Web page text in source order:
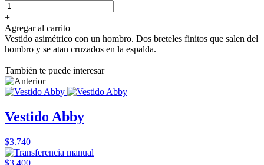
+
Agregar al carrito
Vestido asimétrico con un hombro. Dos breteles finitos que salen del
hombro y se atan cruzados en la espalda.
También te puede interesar
Vestido Abby
$3.740
$3.400